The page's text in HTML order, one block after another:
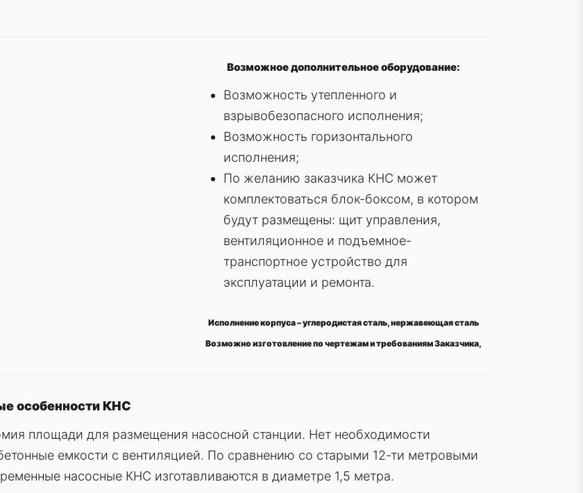
Возможное дополнительное оборудование:
Возможность утепленного и
взрывобезопасного исполнения;
Возможность горизонтального
исполнения;
По желанию заказчика КНС может
комплектоваться блок-боксом, в котором
будут размещены: щит управления,
вентиляционное и подъемное-
транспортное устройство для
эксплуатации и ремонта.
Исполнение корпуса – углеродистая сталь, нержавеющая сталь
Возможно изготовление по чертежам и требованиям Заказчика,
особенности КНС
площади для размещения насосной станции. Нет необходимости
емкости с вентиляцией. По сравнению со старыми 12-ти метровыми
насосные КНС изготавливаются в диаметре 1,5 метра.